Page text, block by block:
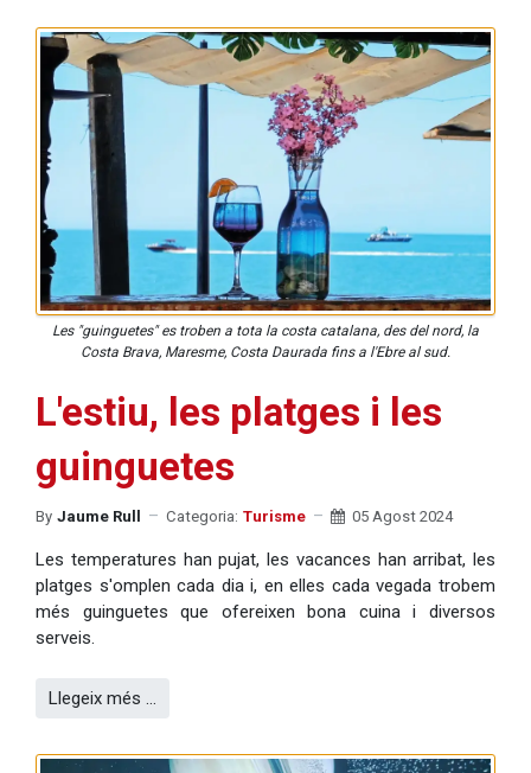
Les "guinguetes" es troben a tota la costa catalana, des del nord, la
Costa Brava, Maresme, Costa Daurada fins a l'Ebre al sud.
L'estiu, les platges i les
guinguetes
By Jaume Rull Categoria: Turisme 05 Agost 2024
Les temperatures han pujat, les vacances han arribat, les
platges s'omplen cada dia i, en elles cada vegada trobem
més guinguetes que ofereixen bona cuina i diversos
serveis.
Llegeix més …